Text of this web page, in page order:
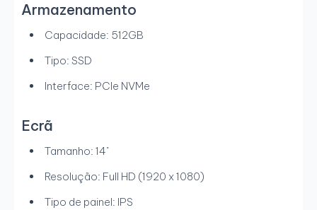
Armazenamento
Capacidade: 512GB
Tipo: SSD
Interface: PCIe NVMe
Ecrã
Tamanho: 14"
Resolução: Full HD (1920 x 1080)
Tipo de painel: IPS